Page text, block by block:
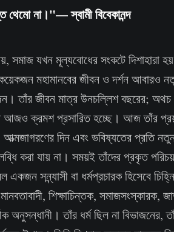
থেমো না।"— স্বামী বিবেকানন্দ
যখন মূল্যবোধের সংকটে দিশাহারা
মহামানবের জীবন ও দর্শন আবারও
তাঁর জীবন মাত্র উনচল্লিশ বছরের; অথচ
আজও ক্রমশ প্রসারিত হচ্ছে। আজ তাঁর
দিন এবং ভবিষ্যতের প্রতি নতুন
করা যায় না। সময়ই তাঁদের প্রকৃত
সন্ন্যাসী বা ধর্মপ্রচারক হিসেবে
শিক্ষাচিন্তক, সমাজসংস্কারক,
অনুসন্ধানী। তাঁর ধর্ম ছিল না বিভাজনের,